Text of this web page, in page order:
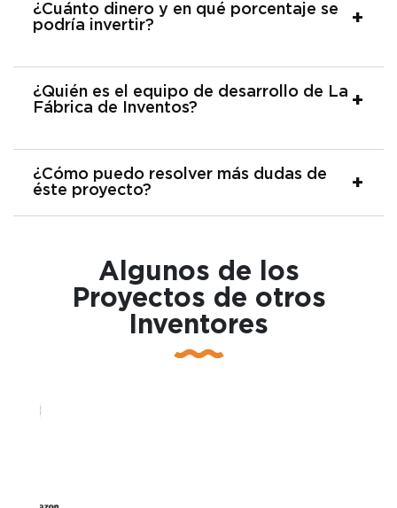
¿Cuánto dinero y en qué porcentaje se
podría invertir?
¿Quién es el equipo de desarrollo de La
Fábrica de Inventos?
¿Cómo puedo resolver más dudas de
éste proyecto?
Algunos de los
Proyectos de otros
Inventores